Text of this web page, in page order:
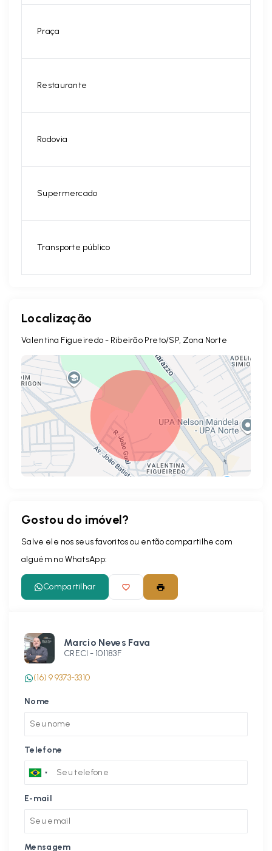
Praça
Restaurante
Rodovia
Supermercado
Transporte público
Localização
Valentina Figueiredo - Ribeirão Preto/SP, Zona Norte
Gostou do imóvel?
Salve ele nos seus favoritos ou então compartilhe com
alguém no WhatsApp:
Compartilhar
Marcio Neves Fava
CRECI - 101183F
(16) 9 9373-3310
Nome
Telefone
E-mail
Mensagem